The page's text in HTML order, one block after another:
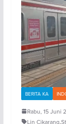
BERITA KA
Rabu, 15 Juni
Lin Cikarang,